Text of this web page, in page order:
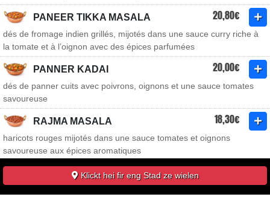
PANEER TIKKA MASALA 20,80€
dés de fromage indien grillés, mijotés dans une sauce curry riche à
la tomate et à l’oignon avec des épices parfumées
PANNER KADAI 20,00€
dés de panner cuits avec poivrons, oignons et une sauce tomates
savoureuse
RAJMA MASALA 18,30€
haricots rouges mijotés dans une sauce tomates et oignons
savoureuse aux épices aromatiques
Klickt hei fir eng Stad ze wielen